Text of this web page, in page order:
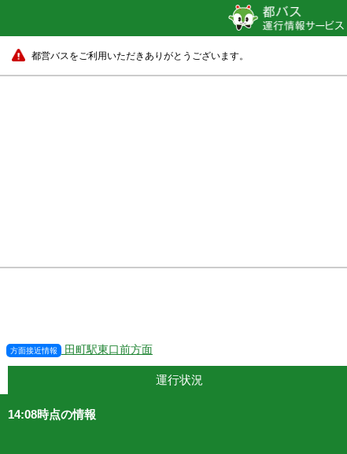
都営バスをご利用いただきありがとうございます。
方面接近情報 田町駅東口前方面
運行状況
14:08時点の情報